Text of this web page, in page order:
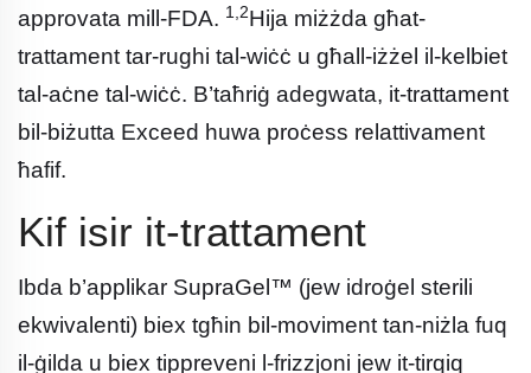
approvata mill-FDA. 1,2Hija miżżda għat-
trattament tar-rughi tal-wiċċ u għall-iżżel il-kelbiet
tal-aċne tal-wiċċ. B’taħriġ adegwata, it-trattament
bil-biżutta Exceed huwa proċess relattivament
ħafif.
Kif isir it-trattament
Ibda b’applikar SupraGel™ (jew idroġel sterili
ekwivalenti) biex tgħin bil-moviment tan-niżla fuq
il-ġilda u biex tippreveni l-frizzjoni jew it-tirqiq